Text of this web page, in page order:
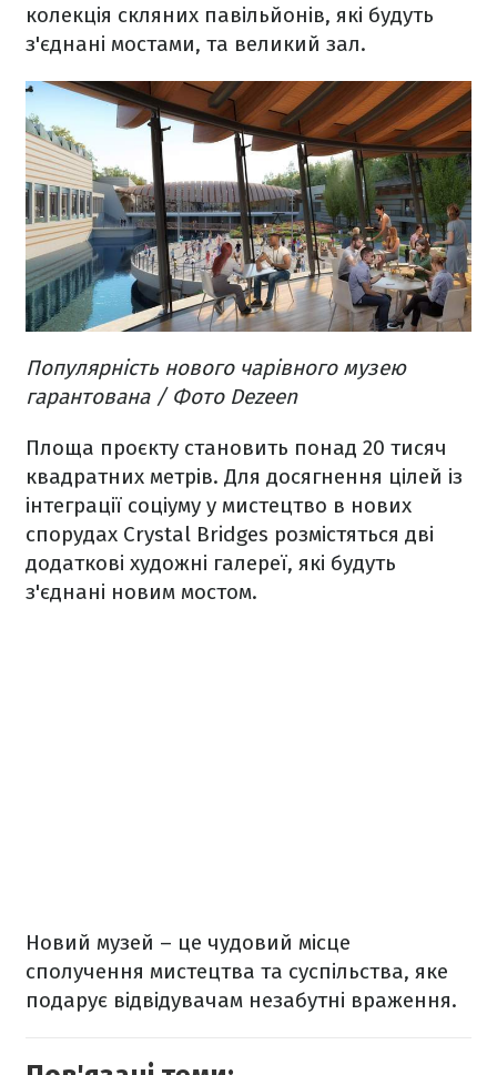
колекція скляних павільйонів, які будуть
з'єднані мостами, та великий зал.
Популярність нового чарівного музею
гарантована / Фото Dezeen
Площа проєкту становить понад 20 тисяч
квадратних метрів. Для досягнення цілей із
інтеграції соціуму у мистецтво в нових
спорудах Crystal Bridges розмістяться дві
додаткові художні галереї, які будуть
з'єднані новим мостом.
Новий музей – це чудовий місце
сполучення мистецтва та суспільства, яке
подарує відвідувачам незабутні враження.